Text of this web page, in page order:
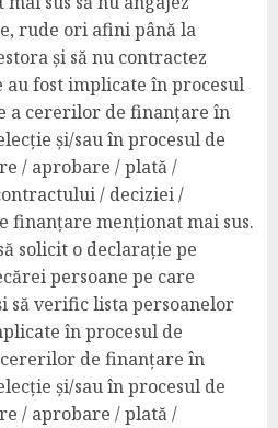
rude ori afini până la
și să nu contractez
fost implicate în procesul
a cererilor de finanțare în
și/sau în procesul de
/ aprobare / plată /
/ deciziei /
finanțare menționat mai sus.
solicit o declarație pe
persoane pe care
să verific lista persoanelor
în procesul de
de finanțare în
și/sau în procesul de
/ aprobare / plată /